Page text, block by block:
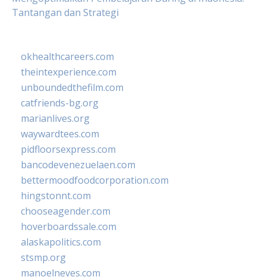
Tantangan dan Strategi
okhealthcareers.com
theintexperience.com
unboundedthefilm.com
catfriends-bg.org
marianlives.org
waywardtees.com
pidfloorsexpress.com
bancodevenezuelaen.com
bettermoodfoodcorporation.com
hingstonnt.com
chooseagender.com
hoverboardssale.com
alaskapolitics.com
stsmp.org
manoelneves.com